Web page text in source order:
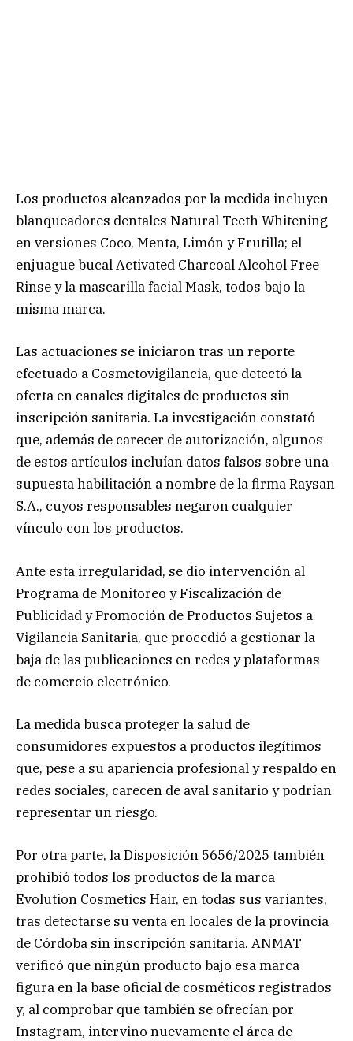
Los productos alcanzados por la medida incluyen
blanqueadores dentales Natural Teeth Whitening
en versiones Coco, Menta, Limón y Frutilla; el
enjuague bucal Activated Charcoal Alcohol Free
Rinse y la mascarilla facial Mask, todos bajo la
misma marca.
Las actuaciones se iniciaron tras un reporte
efectuado a Cosmetovigilancia, que detectó la
oferta en canales digitales de productos sin
inscripción sanitaria. La investigación constató
que, además de carecer de autorización, algunos
de estos artículos incluían datos falsos sobre una
supuesta habilitación a nombre de la firma Raysan
S.A., cuyos responsables negaron cualquier
vínculo con los productos.
Ante esta irregularidad, se dio intervención al
Programa de Monitoreo y Fiscalización de
Publicidad y Promoción de Productos Sujetos a
Vigilancia Sanitaria, que procedió a gestionar la
baja de las publicaciones en redes y plataformas
de comercio electrónico.
La medida busca proteger la salud de
consumidores expuestos a productos ilegítimos
que, pese a su apariencia profesional y respaldo en
redes sociales, carecen de aval sanitario y podrían
representar un riesgo.
Por otra parte, la Disposición 5656/2025 también
prohibió todos los productos de la marca
Evolution Cosmetics Hair, en todas sus variantes,
tras detectarse su venta en locales de la provincia
de Córdoba sin inscripción sanitaria. ANMAT
verificó que ningún producto bajo esa marca
figura en la base oficial de cosméticos registrados
y, al comprobar que también se ofrecían por
Instagram, intervino nuevamente el área de